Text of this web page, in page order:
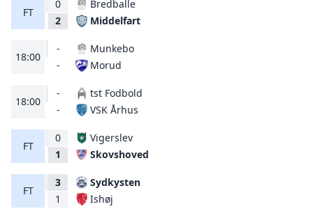
FT
0
2
Bredballe
Middelfart
18:00
-
-
Munkebo
Morud
18:00
-
-
tst Fodbold
VSK Århus
FT
0
1
Vigerslev
Skovshoved
FT
3
1
Sydkysten
Ishøj